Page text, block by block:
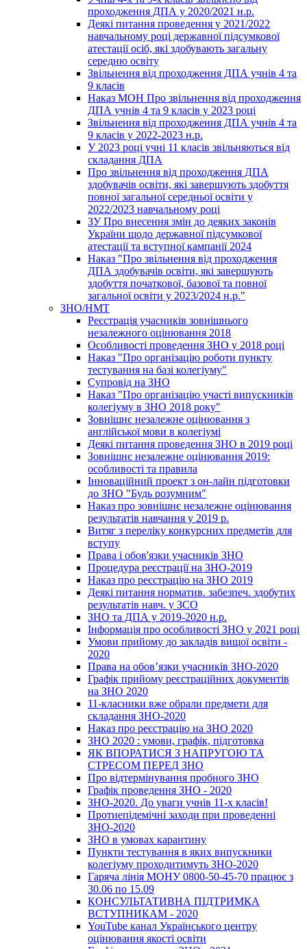
проходження ДПА у 2020/2021 н.р.
Деякі питання проведення у 2021/2022
навчальному році державної підсумкової
атестації осіб, які здобувають загальну
середню освіту
Звільнення від проходження ДПА учнів 4 та
9 класів
Наказ МОН Про звільнення від проходження
ДПА учнів 4 та 9 класів у 2023 році
Звільнення від проходження ДПА учнів 4 та
9 класів у 2022-2023 н.р.
У 2023 році учні 11 класів звільняються від
складання ДПА
Про звільнення від проходження ДПА
здобувачів освіти, які завершують здобуття
повної загальної середньої освіти у
2022/2023 навчальному році
ЗУ Про внесення змін до деяких законів
України щодо державної підсумкової
атестації та вступної кампанії 2024
Наказ "Про звільнення від проходження
ДПА здобувачів освіти, які завершують
здобуття початкової, базової та повної
загальної освіти у 2023/2024 н.р."
ЗНО/НМТ
Реєстрація учасників зовнішнього
незалежного оцінювання 2018
Особливості проведення ЗНО у 2018 році
Наказ "Про організацію роботи пункту
тестування на базі колегіуму"
Супровід на ЗНО
Наказ "Про організацію участі випускників
колегіуму в ЗНО 2018 року"
Зовнішнє незалежне оцінювання з
англійської мови в колегіумі
Деякі питання проведення ЗНО в 2019 році
Зовнішнє незалежне оцінювання 2019:
особливості та правила
Інноваційний проект з он-лайн підготовки
до ЗНО "Будь розумним"
Наказ про зовнішнє незалежне оцінювання
результатів навчання у 2019 р.
Витяг з переліку конкурсних предметів для
вступу
Права і обов'язки учасників ЗНО
Процедура реєстрації на ЗНО-2019
Наказ про реєстрацію на ЗНО 2019
Деякі питання норматив. забезпеч. здобутих
результатів навч. у ЗСО
ЗНО та ДПА у 2019-2020 н.р.
Інформація про особливості ЗНО у 2021 році
Умови прийому до закладів вищої освіти -
2020
Права на обов’язки учасників ЗНО-2020
Графік прийому реєстраційних документів
на ЗНО 2020
11-класники вже обрали предмети для
складання ЗНО-2020
Наказ про реєстрацію на ЗНО 2020
ЗНО 2020 : умови, графік, підготовка
ЯК ВПОРАТИСЯ З НАПРУГОЮ ТА
СТРЕСОМ ПЕРЕД ЗНО
Про відтермінування пробного ЗНО
Графік проведення ЗНО - 2020
ЗНО-2020. До уваги учнів 11-х класів!
Протиепідемічні заходи при проведенні
ЗНО-2020
ЗНО в умовах карантину
Пункти тестування в яких випускники
колегіуму проходитимуть ЗНО-2020
Гаряча лінія МОНУ 0800-50-45-70 працює з
30.06 по 15.09
КОНСУЛЬТАТИВНА ПІДТРИМКА
ВСТУПНИКАМ - 2020
YouTube канал Українського центру
оцінювання якості освіти